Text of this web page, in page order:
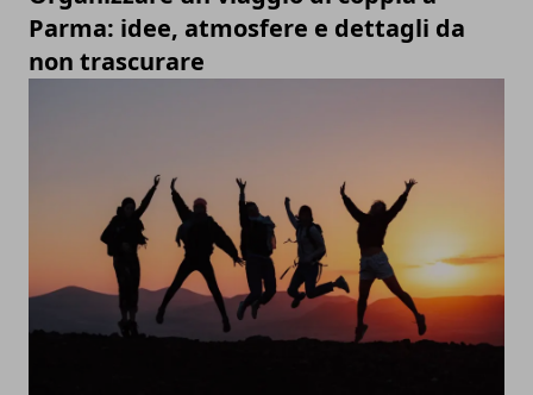
Parma: idee, atmosfere e dettagli da
non trascurare